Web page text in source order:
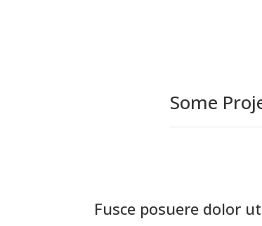
Some
Fusce posuere dolor